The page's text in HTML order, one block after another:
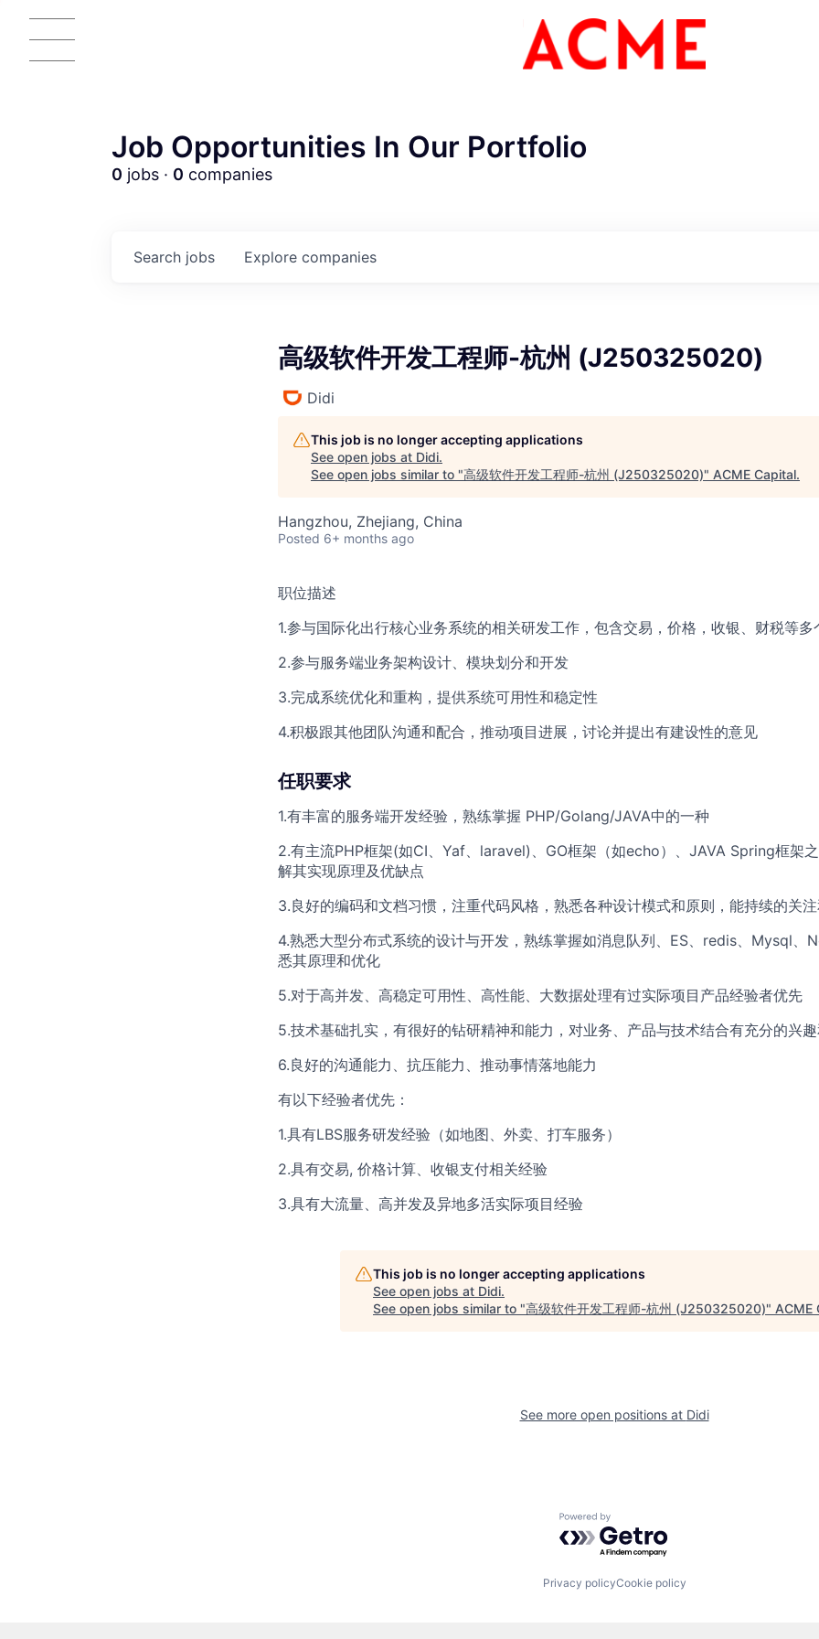
ACME
Job Opportunities In Our Portfolio
0 jobs · 0 companies
Search jobs Explore companies
高级软件开发工程师-杭州 (J250325020)
Didi
This job is no longer accepting applications
See open jobs at Didi.
See open jobs similar to "高级软件开发工程师-杭州 (J250325020)" ACME Capital.
Hangzhou, Zhejiang, China
Posted 6+ months ago
职位描述
1.参与国际化出行核心业务系统的相关研发工作，包含交易，价格，收银、财税等多
2.参与服务端业务架构设计、模块划分和开发
3.完成系统优化和重构，提供系统可用性和稳定性
4.积极跟其他团队沟通和配合，推动项目进展，讨论并提出有建设性的意见
任职要求
1.有丰富的服务端开发经验，熟练掌握 PHP/Golang/JAVA中的一种
2.有主流PHP框架(如CI、Yaf、laravel)、GO框架（如echo）、JAVA Spring框架
解其实现原理及优缺点
3.良好的编码和文档习惯，注重代码风格，熟悉各种设计模式和原则，能持续的关
4.熟悉大型分布式系统的设计与开发，熟练掌握如消息队列、ES、redis、Mysql、
悉其原理和优化
5.对于高并发、高稳定可用性、高性能、大数据处理有过实际项目产品经验者优先
5.技术基础扎实，有很好的钻研精神和能力，对业务、产品与技术结合有充分的兴
6.良好的沟通能力、抗压能力、推动事情落地能力
有以下经验者优先：
1.具有LBS服务研发经验（如地图、外卖、打车服务）
2.具有交易, 价格计算、收银支付相关经验
3.具有大流量、高并发及异地多活实际项目经验
This job is no longer accepting applications
See open jobs at Didi.
See open jobs similar to "高级软件开发工程师-杭州 (J250325020)" ACME
See more open positions at Didi
Powered by Getro.com
Privacy policyCookie policy